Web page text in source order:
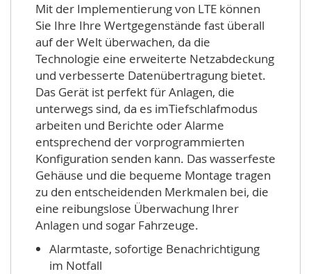
Mit der Implementierung von LTE können
Sie Ihre Ihre Wertgegenstände fast überall
auf der Welt überwachen, da die
Technologie eine erweiterte Netzabdeckung
und verbesserte Datenübertragung bietet.
Das Gerät ist perfekt für Anlagen, die
unterwegs sind, da es imTiefschlafmodus
arbeiten und Berichte oder Alarme
entsprechend der vorprogrammierten
Konfiguration senden kann. Das wasserfeste
Gehäuse und die bequeme Montage tragen
zu den entscheidenden Merkmalen bei, die
eine reibungslose Überwachung Ihrer
Anlagen und sogar Fahrzeuge.
Alarmtaste, sofortige Benachrichtigung
im Notfall